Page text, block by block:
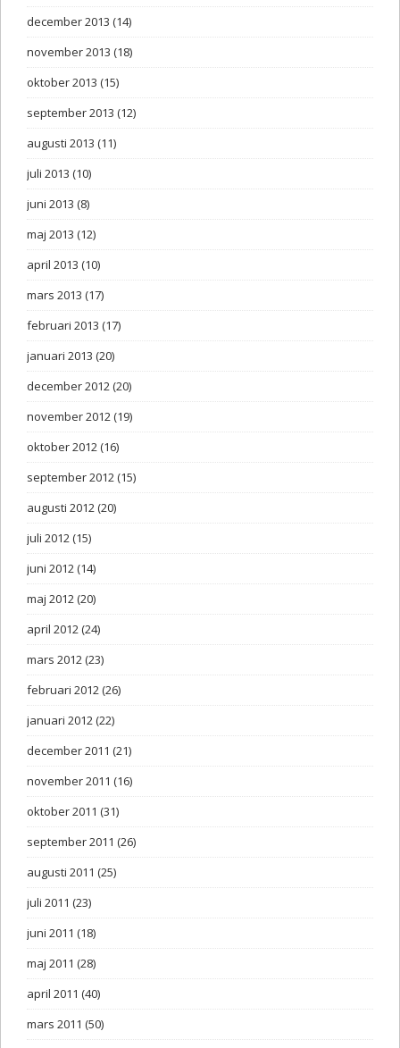
december 2013 (14)
november 2013 (18)
oktober 2013 (15)
september 2013 (12)
augusti 2013 (11)
juli 2013 (10)
juni 2013 (8)
maj 2013 (12)
april 2013 (10)
mars 2013 (17)
februari 2013 (17)
januari 2013 (20)
december 2012(20)
november 2012(19)
oktober 2012(16)
september 2012(15)
augusti 2012(20)
juli 2012(15)
juni 2012(14)
maj 2012(20)
april 2012(24)
mars 2012(23)
februari 2012(26)
januari 2012(22)
december 2011 (21)
november 2011 (16)
oktober 2011 (31)
september 2011 (26)
augusti 2011 (25)
juli 2011 (23)
juni 2011 (18)
maj 2011 (28)
april 2011 (40)
mars 2011 (50)